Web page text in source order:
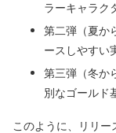
ラーキャラク
第二弾（夏か
ースしやすい
第三弾（冬か
別なゴールド
このように、リリ